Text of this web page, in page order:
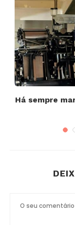
Há sempre